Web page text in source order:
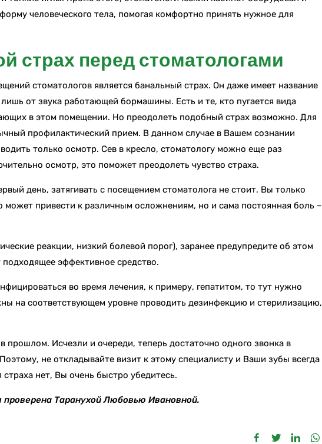
человеческого тела, помогая комфортно принять нужное для
страх перед стоматологами
стоматологов является банальный страх. Он даже имеет название
от звука работающей бормашины. Есть и те, кто пугается вида
в этом помещении. Но преодолеть подобный страх возможно. Для
профилактический прием. В данном случае в Вашем сознании
только осмотр. Сев в кресло, стоматологу можно еще раз
осмотр, это поможет преодолеть чувство страха.
день, затягивать с посещением стоматолога не стоит. Вы только
может привести к различным осложнениям, но и сама постоянная боль –
реакции, низкий болевой порог), заранее предупредите об этом
эффективное средство.
во время лечения, к примеру, гепатитом, то тут нужно
на соответствующем уровне проводить дезинфекцию и стерилизацию,
Исчезли и очереди, теперь достаточно одного звонка в
не откладывайте визит к этому специалисту и Ваши зубы всегда
нет, Вы очень быстро убедитесь.
проверена Таранухой Любовью Ивановной.